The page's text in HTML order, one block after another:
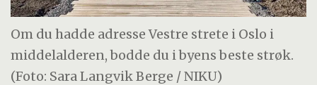
Om du hadde adresse Vestre strete i Oslo i
middelalderen, bodde du i byens beste strøk.
(Foto: Sara Langvik Berge / NIKU)